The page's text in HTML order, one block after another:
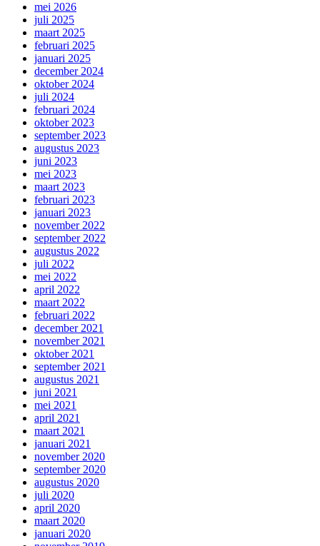
mei 2026
juli 2025
maart 2025
februari 2025
januari 2025
december 2024
oktober 2024
juli 2024
februari 2024
oktober 2023
september 2023
augustus 2023
juni 2023
mei 2023
maart 2023
februari 2023
januari 2023
november 2022
september 2022
augustus 2022
juli 2022
mei 2022
april 2022
maart 2022
februari 2022
december 2021
november 2021
oktober 2021
september 2021
augustus 2021
juni 2021
mei 2021
april 2021
maart 2021
januari 2021
november 2020
september 2020
augustus 2020
juli 2020
april 2020
maart 2020
januari 2020